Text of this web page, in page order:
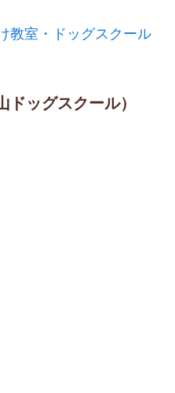
教室・ドッグスクール
ッグスクール）